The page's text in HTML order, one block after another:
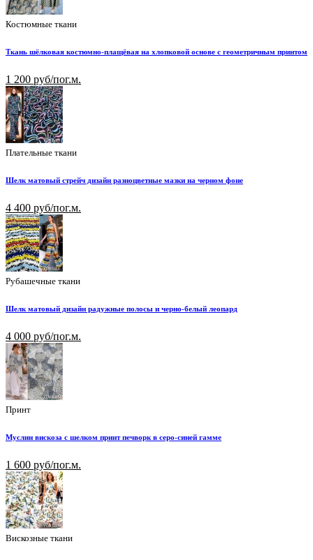
Костюмные ткани
Ткань шёлковая костюмно-плащёвая на хлопковой основе с геометричным принтом
1 200 руб/пог.м.
Плательные ткани
Шелк матовый стрейч дизайн разноцветные мазки на черном фоне
4 400 руб/пог.м.
Рубашечные ткани
Шелк матовый дизайн радужные полосы и черно-белый леопард
4 000 руб/пог.м.
Принт
Муслин вискоза с шелком принт печворк в серо-синей гамме
1 600 руб/пог.м.
Вискозные ткани